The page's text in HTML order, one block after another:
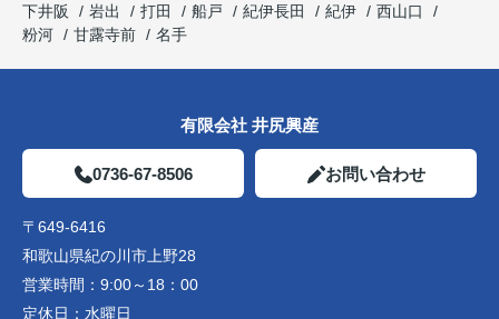
下井阪
岩出 打田 船戸 紀伊長田 紀伊
西山口
粉河
甘露寺前 名手
有限会社 井尻興産
0736-67-8506 お問い合わせ
〒649-6416
和歌山県紀の川市上野28
営業時間： 9:00～18：00
定休日： 水曜日